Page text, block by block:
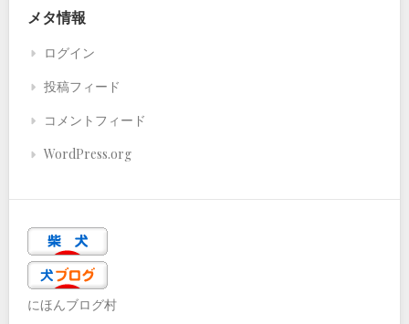
メタ情報
ログイン
投稿フィード
コメントフィード
WordPress.org
にほんブログ村